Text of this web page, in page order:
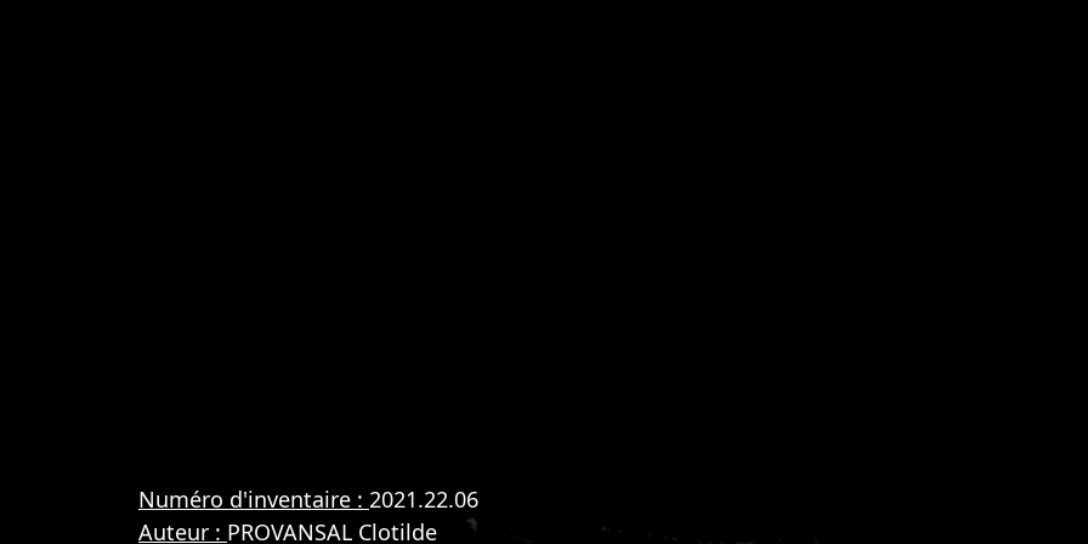
Numéro d'inventaire : 2021.22.06
Auteur : PROVANSAL Clotilde